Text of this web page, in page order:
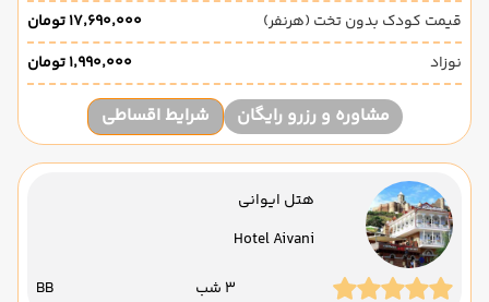
قیمت کودک بدون تخت (هرنفر)
۱۷٬۶۹۰٬۰۰۰ تومان
نوزاد
۱٬۹۹۰٬۰۰۰ تومان
مشاوره و رزرو رایگان شرایط اقساطی
هتل ایوانی
Hotel Aivani
3 شب BB